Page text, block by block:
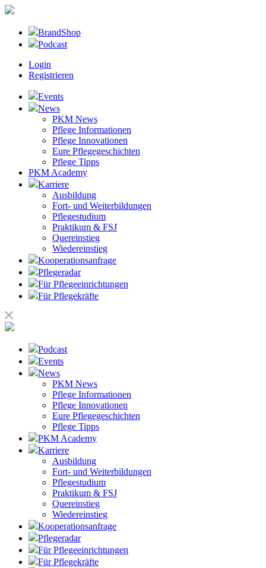
BrandShop
Podcast
Login
Registrieren
Events
News
PKM News
Pflege Informationen
Pflege Innovationen
Eure Pflegegeschichten
Pflege Tipps
PKM Academy
Karriere
Ausbildung
Fort- und Weiterbildungen
Pflegestudium
Praktikum & FSJ
Quereinstieg
Wiedereinstieg
Kooperationsanfrage
Pflegeradar
Für Pflegeeinrichtungen
Für Pflegekräfte
Podcast
Events
News
PKM News
Pflege Informationen
Pflege Innovationen
Eure Pflegegeschichten
Pflege Tipps
PKM Academy
Karriere
Ausbildung
Fort- und Weiterbildungen
Pflegestudium
Praktikum & FSJ
Quereinstieg
Wiedereinstieg
Kooperationsanfrage
Pflegeradar
Für Pflegeeinrichtungen
Für Pflegekräfte